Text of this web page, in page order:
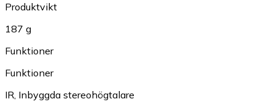
Produktvikt
187 g
Funktioner
Funktioner
IR, Inbyggda stereohögtalare